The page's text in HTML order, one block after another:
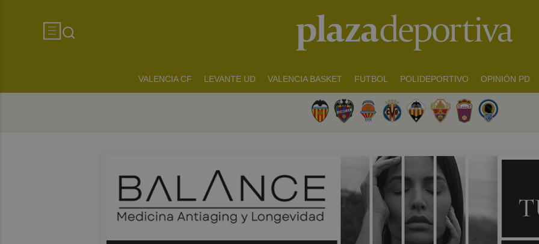
VALENCIA CF LEVANTE UD VALENCIA BASKET FUTBOL POLIDEPORTIVO OPINIÓN PD